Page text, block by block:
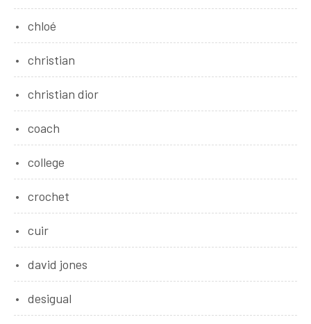
chloé
christian
christian dior
coach
college
crochet
cuir
david jones
desigual